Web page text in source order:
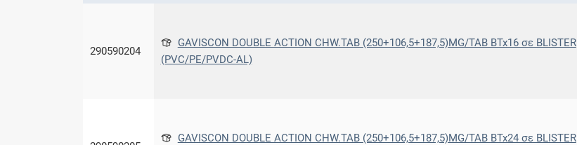
290590204
GAVISCON DOUBLE ACTION CHW.TAB (250+106,5+187,5)MG/TAB BTx16 σε BLISTER
(PVC/PE/PVDC-AL)
GAVISCON DOUBLE ACTION CHW.TAB (250+106,5+187,5)MG/TAB BTx24 σε BLISTER